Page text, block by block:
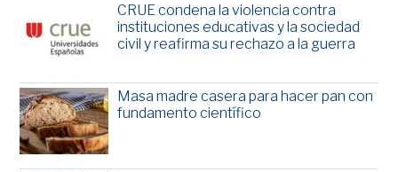
CRUE condena la violencia contra
instituciones educativas y la sociedad
civil y reafirma su rechazo a la guerra
Masa madre casera para hacer pan con
fundamento científico